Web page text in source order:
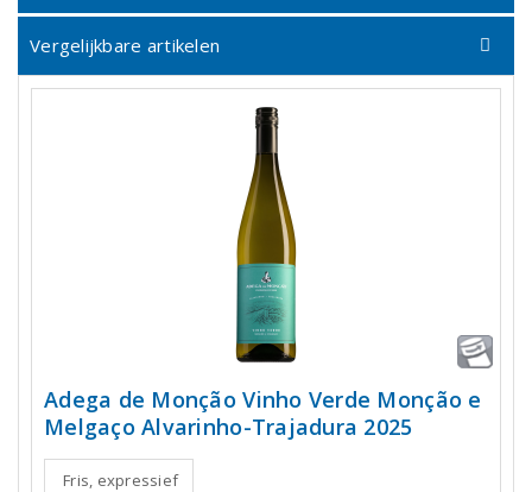
Vergelijkbare artikelen
Adega de Monção Vinho Verde Monção e
Melgaço Alvarinho-Trajadura 2025
Fris, expressief